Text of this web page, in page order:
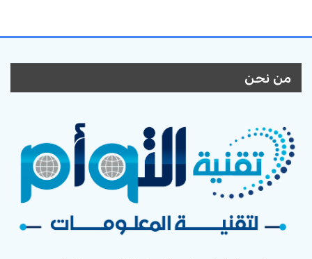
من نحن